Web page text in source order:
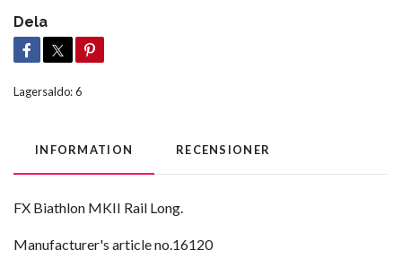
Dela
Lagersaldo:6
INFORMATION RECENSIONER
FX Biathlon MKII Rail Long.
Manufacturer's article no.16120